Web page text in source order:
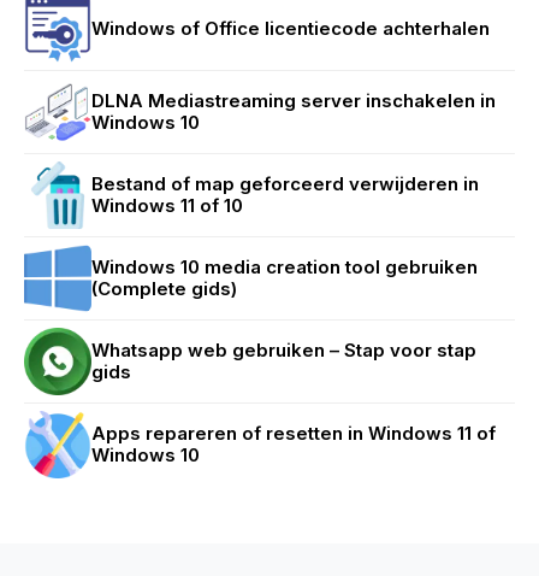
Windows of Office licentiecode achterhalen
DLNA Mediastreaming server inschakelen in
Windows 10
Bestand of map geforceerd verwijderen in
Windows 11 of 10
Windows 10 media creation tool gebruiken
(Complete gids)
Whatsapp web gebruiken – Stap voor stap
gids
Apps repareren of resetten in Windows 11 of
Windows 10